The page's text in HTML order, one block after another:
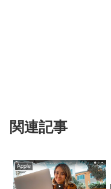
関連記事
Apple